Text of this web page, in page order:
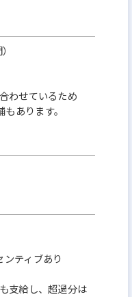
わせているため
あります。
ティブあり
支給し、超過分は